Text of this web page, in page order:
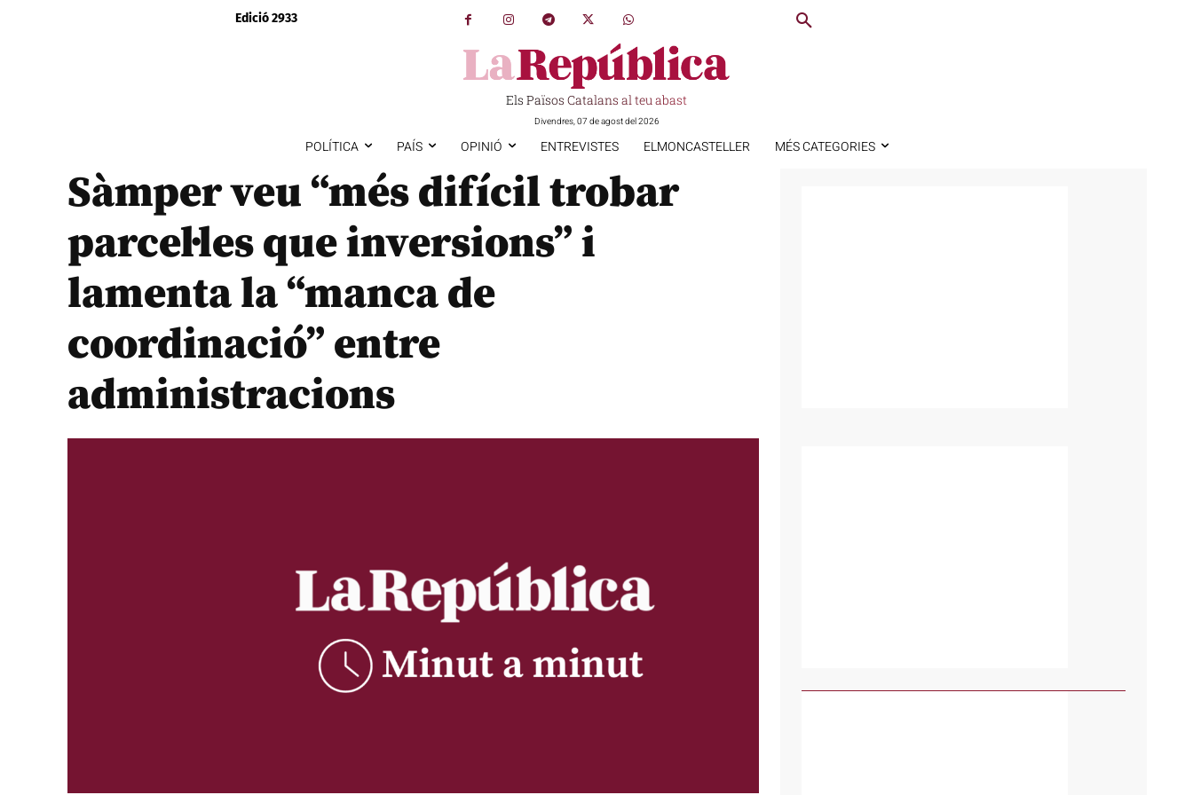
Edició 2933
Els Països Catalans al teu abast
Divendres, 07 de agost del 2026
POLÍTICA PAÍS OPINIÓ ENTREVISTES ELMONCASTELLER MÉS CATEGORIES
Sàmper veu “més difícil trobar
parcel·les que inversions” i
lamenta la “manca de
coordinació” entre
administracions